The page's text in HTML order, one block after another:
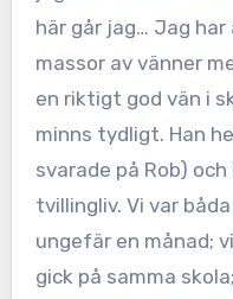
här går jag… Jag
massor av vänner
en riktigt god vän i
minns tydligt. Han
svarade på Rob)
tvillingliv. Vi var
ungefär en månad;
gick på samma